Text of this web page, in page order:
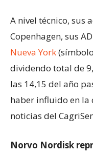
A nivel técnico, sus
Copenhagen, sus
Nueva York
dividendo total de
las 14,15 del año
haber influido en la
noticias del
Norvo Nordisk